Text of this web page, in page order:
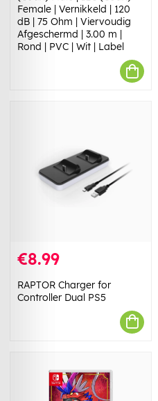
Female | Vernikkeld | 120
dB | 75 Ohm | Viervoudig
Afgeschermd | 3.00 m |
Rond | PVC | Wit | Label
€8.99
RAPTOR Charger for
Controller Dual PS5